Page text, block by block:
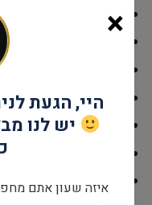
עמידות במים: עד 30 מטר
אחריות: שנתיים
קוטר: 34 מ"מ
מנגנון: SWISS RONDA 762
זכוכית: ציפוי ספיר
צבע: זהב אדום
×
היי, הגעת
איזה שעון אתם